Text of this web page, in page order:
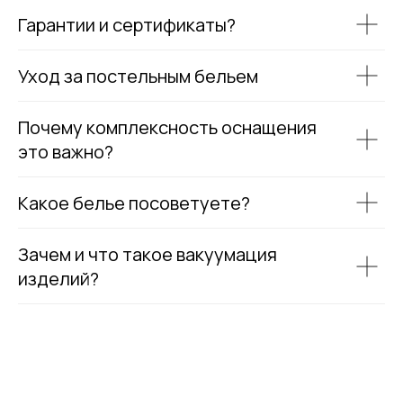
Гарантии и сертификаты?
Уход за постельным бельем
Почему комплексность оснащения
это важно?
Какое белье посоветуете?
Зачем и что такое вакуумация
изделий?